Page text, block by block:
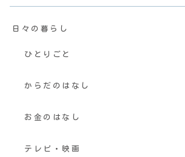
日々の暮らし
ひとりごと
からだのはなし
お金のはなし
テレビ・映画